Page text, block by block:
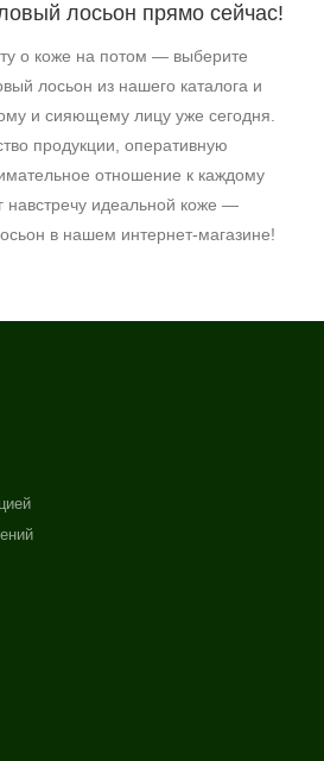
лосьон прямо сейчас!
о коже на потом — выберите
лосьон из нашего каталога и
и сияющему лицу уже сегодня.
продукции, оперативную
отношение к каждому
навстречу идеальной коже —
в нашем интернет‑магазине!